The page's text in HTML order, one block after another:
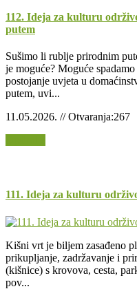
112. Ideja za kulturu
putem
Sušimo li rublje prirodnim
je moguće? Moguće
postojanje uvjeta u
putem, uvi...
11.05.2026. // Otvaranja:267
111. Ideja za kulturu
Kišni vrt je biljem zasađeno
prikupljanje, zadržavanje i
(kišnice) s krovova, cesta,
pov...